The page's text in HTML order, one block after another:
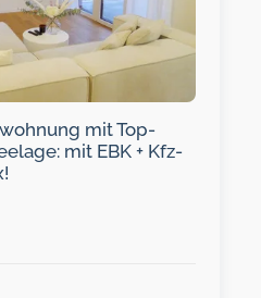
mit Top-
mit EBK + Kfz-